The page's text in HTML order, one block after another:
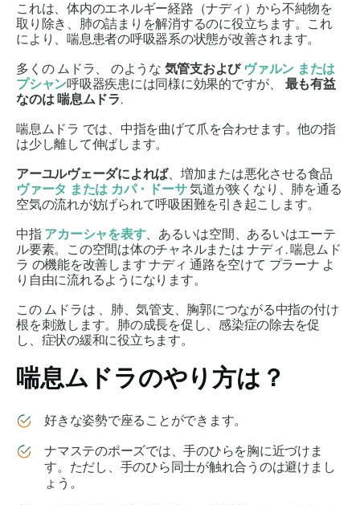
これは、体内のエネルギー経路（ナディ）から不純物を
取り除き、肺の詰まりを解消するのに役立ちます。これ
により、喘息患者の呼吸器系の状態が改善されます。
多くの ムドラ、 のような 気管支および ヴァルン または
プシャン呼吸器疾患には同様に効果的ですが、 最も有益
なのは喘息ムドラ.
喘息ムドラ では、中指を曲げて爪を合わせます。他の指
は少し離して伸ばします。
アーユルヴェーダによれば、増加または悪化させる食品
ヴァータ または カパ・ドーサ気道が狭くなり、肺を通る
空気の流れが妨げられて呼吸困難を引き起こします。
中指 アカーシャを表す、あるいは空間、あるいはエーテ
ル要素。この空間は体のチャネルまたはナディ.喘息ムド
ラ の機能を改善しますナディ 通路を空けて プラーナ よ
り自由に流れるようになります。
この ムドラは 、肺、気管支、胸郭につながる中指の付け
根を刺激します。肺の成長を促し、感染症の除去を促
し、症状の緩和に役立ちます。
喘息ムドラのやり方は？
好きな姿勢で座ることができます。
ナマステのポーズでは、手のひらを胸に近づけま
す。ただし、手のひら同士が触れ合うのは避けまし
ょう。